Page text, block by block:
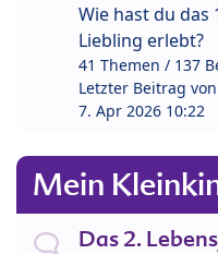
Wie hast du das
Liebling erlebt?
41 Themen / 137
Letzter Beitrag von
7. Apr 2026 10:22
Mein
Das 2.